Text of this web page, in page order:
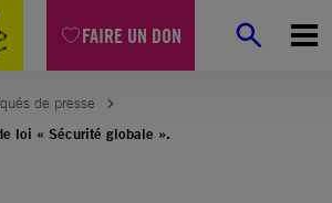
FAIRE UN DON
de presse
loi « Sécurité globale ».